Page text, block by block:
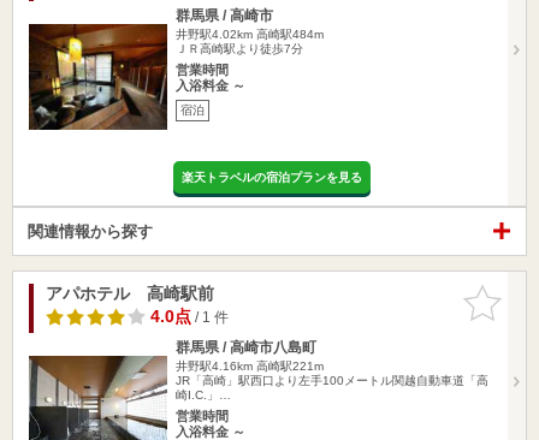
群馬県 / 高崎市
井野駅4.02km 高崎駅484m
ＪＲ高崎駅より徒歩7分
営業時間
入浴料金 ～
宿泊
楽天トラベルの宿泊プランを見る
関連情報から探す
お気に入
りに追加
アパホテル 高崎駅前
4.0点/ 1 件
群馬県 / 高崎市八島町
井野駅4.16km 高崎駅221m
JR「高崎」駅西口より左手100メートル関越自動車道「高
崎I.C.」…
営業時間
入浴料金 ～